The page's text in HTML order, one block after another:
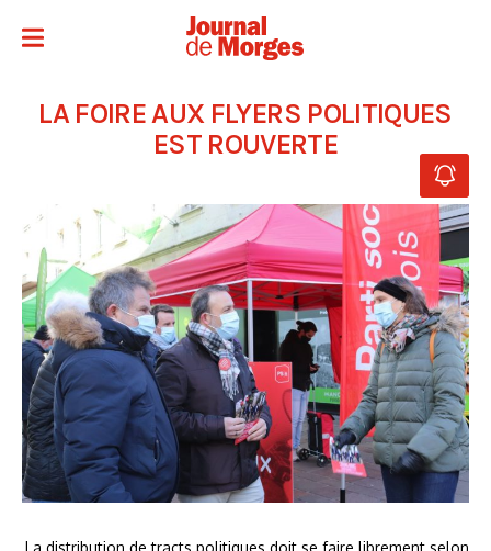
LA FOIRE AUX FLYERS POLITIQUES
EST ROUVERTE
La distribution de tracts politiques doit se faire librement selon